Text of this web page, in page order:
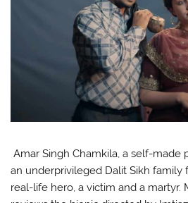
Amar Singh Chamkila, a self-made
an underprivileged Dalit Sikh family
real-life hero, a victim and a martyr.